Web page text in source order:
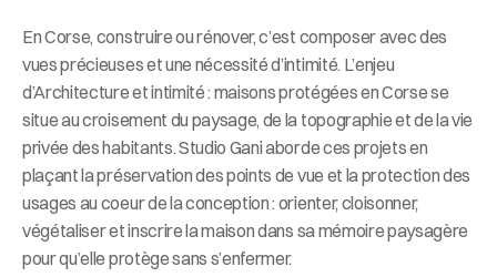
En Corse, construire ou rénover, c’est composer avec des
vues précieuses et une nécessité d’intimité. L’enjeu
d’Architecture et intimité : maisons protégées en Corse se
situe au croisement du paysage, de la topographie et de la vie
privée des habitants. Studio Gani aborde ces projets en
plaçant la préservation des points de vue et la protection des
usages au coeur de la conception : orienter, cloisonner,
végétaliser et inscrire la maison dans sa mémoire paysagère
pour qu’elle protège sans s’enfermer.